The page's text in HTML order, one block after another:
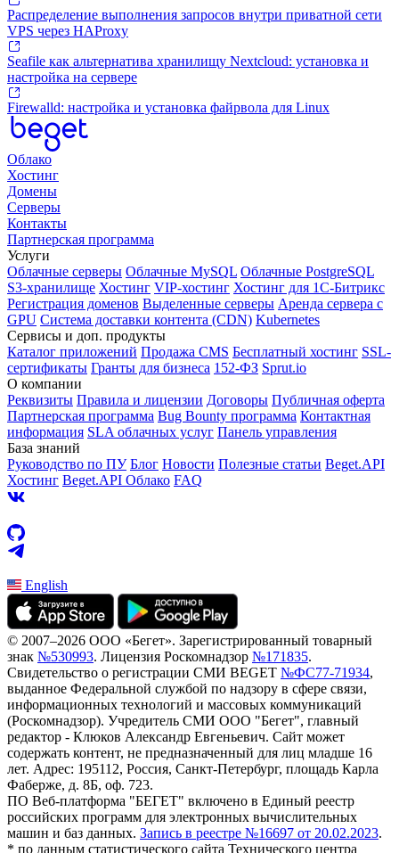
Распределение выполнения запросов внутри приватной сети
VPS через HAProxy
Seafile как альтернатива хранилищу Nextcloud: установка и
настройка на сервере
Firewalld: настройка и установка файрвола для Linux
Облако
Хостинг
Домены
Серверы
Контакты
Партнерская программа
Услуги
Облачные серверы Облачные MySQL Облачные PostgreSQL
S3-хранилище Хостинг VIP-хостинг Хостинг для 1C-Битрикс
Регистрация доменов Выделенные серверы Аренда сервера с
GPU Система доставки контента (CDN) Kubernetes
Cервисы и доп. продукты
Каталог приложений Продажа CMS Бесплатный хостинг SSL-
сертификаты Гранты для бизнеса 152-ФЗ Sprut.io
О компании
Реквизиты Правила и лицензии Договоры Публичная оферта
Партнерская программа Bug Bounty программа Контактная
информация SLA облачных услуг Панель управления
База знаний
Руководство по ПУ Блог Новости Полезные статьи Beget.API
Хостинг Beget.API Облако FAQ
English
© 2007–2026 ООО «Бегет». Зарегистрированный товарный
знак №530993. Лицензия Роскомнадзор №171835.
Свидетельство о регистрации СМИ BEGET №ФС77-71934,
выданное Федеральной службой по надзору в сфере связи,
информационных технологий и массовых коммуникаций
(Роскомнадзор). Учредитель СМИ ООО "Бегет", главный
редактор - Клюков Александр Евгеньевич. Сайт может
содержать контент, не предназначенный для лиц младше 16
лет. Адрес: 195112, Россия, Санкт-Петербург, площадь Карла
Фаберже, д. 8Б, оф. 723.
ПО Веб-платформа "БЕГЕТ" включено в Единый реестр
российских программ для электронных вычислительных
машин и баз данных. Запись в реестре №16697 от 20.02.2023.
* по данным статистического сайта Технического центра